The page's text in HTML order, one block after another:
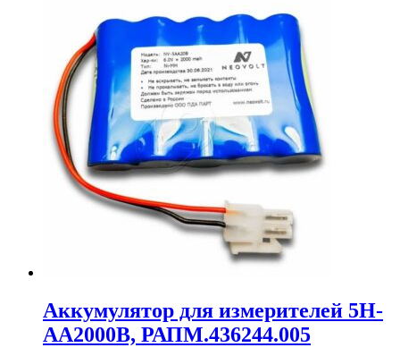
2,988.00₽.
2,739.00₽.
Аккумулятор для измерителей 5H-
AA2000B, РАПМ.436244.005